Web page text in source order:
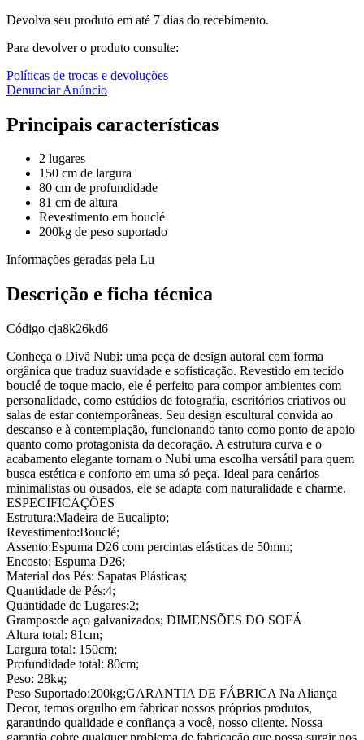
Devolva seu produto em até 7 dias do recebimento.
Para devolver o produto consulte:
Políticas de trocas e devoluções
Denunciar Anúncio
Principais características
2 lugares
150 cm de largura
80 cm de profundidade
81 cm de altura
Revestimento em bouclé
200kg de peso suportado
Informações geradas pela Lu
Descrição e ficha técnica
Código cja8k26kd6
Conheça o Divã Nubi: uma peça de design autoral com forma
orgânica que traduz suavidade e sofisticação. Revestido em tecido
bouclé de toque macio, ele é perfeito para compor ambientes com
personalidade, como estúdios de fotografia, escritórios criativos ou
salas de estar contemporâneas. Seu design escultural convida ao
descanso e à contemplação, funcionando tanto como ponto de apoio
quanto como protagonista da decoração. A estrutura curva e o
acabamento elegante tornam o Nubi uma escolha versátil para quem
busca estética e conforto em uma só peça. Ideal para cenários
minimalistas ou ousados, ele se adapta com naturalidade e charme.
ESPECIFICAÇÕES
Estrutura:Madeira de Eucalipto;
Revestimento:Bouclé;
Assento:Espuma D26 com percintas elásticas de 50mm;
Encosto: Espuma D26;
Material dos Pés: Sapatas Plásticas;
Quantidade de Pés:4;
Quantidade de Lugares:2;
Grampos:de aço galvanizados; DIMENSÕES DO SOFÁ
Altura total: 81cm;
Largura total: 150cm;
Profundidade total: 80cm;
Peso: 28kg;
Peso Suportado:200kg;GARANTIA DE FÁBRICA Na Aliança
Decor, temos orgulho em fabricar nossos próprios produtos,
garantindo qualidade e confiança a você, nosso cliente. Nossa